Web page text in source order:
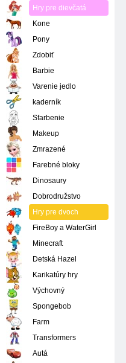
Hry pre dievčatá
Kone
Pony
Zdobiť
Barbie
Varenie jedlo
kaderník
Sfarbenie
Makeup
Zmrazené
Farebné bloky
Dinosaury
Dobrodružstvo
Hry pre dvoch
FireBoy a WaterGirl
Minecraft
Detská Hazel
Karikatúry hry
Výchovný
Spongebob
Farm
Transformers
Autá